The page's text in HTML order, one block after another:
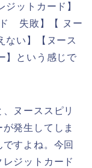
ットカード】
ド 失敗】【 ヌー
い】【ヌース
】という感じで
ヌーススピリ
発生してしま
すよね。今回
ジットカード